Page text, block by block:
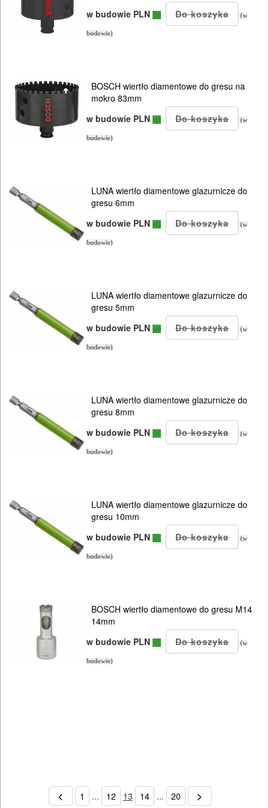
w budowie PLN
(w
budowie)
BOSCH wiertło diamentowe do gresu na
mokro 83mm
w budowie PLN
(w
budowie)
LUNA wiertło diamentowe glazurnicze do
gresu 6mm
w budowie PLN
(w
budowie)
LUNA wiertło diamentowe glazurnicze do
gresu 5mm
w budowie PLN
(w
budowie)
LUNA wiertło diamentowe glazurnicze do
gresu 8mm
w budowie PLN
(w
budowie)
LUNA wiertło diamentowe glazurnicze do
gresu 10mm
w budowie PLN
(w
budowie)
BOSCH wiertło diamentowe do gresu M14
14mm
w budowie PLN
(w
budowie)
1 ... 12 13 14 ... 20